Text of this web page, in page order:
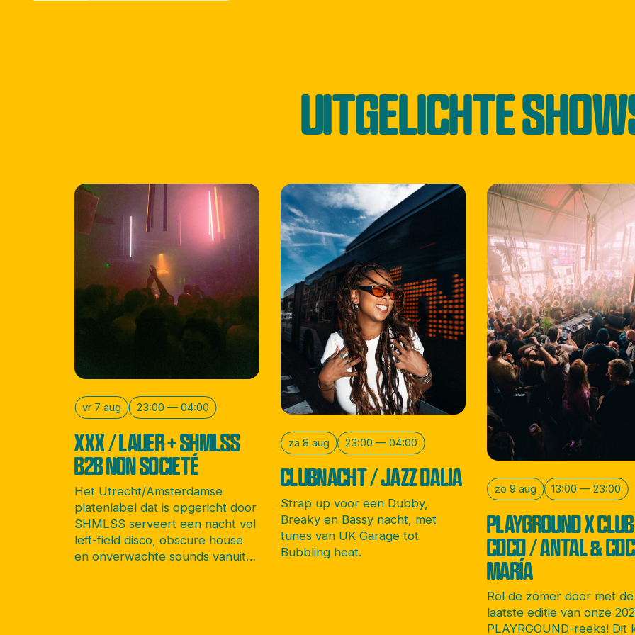
UITGELICHTE
vr 7 aug 23:00 — 04:00
XXX / LAUER + SHMLSS
B2B NON SOCIETÉ
Het Utrecht/Amsterdamse
platenlabel dat is opgericht door
SHMLSS serveert een nacht vol
left-field disco, obscure house
en onverwachte sounds vanuit
za 8 aug 23:00 — 04:00
CLUBNACHT / JAZZ DALIA
Strap up voor een Dubby,
Breaky en Bassy nacht, met
tunes van UK Garage tot
Bubbling heat.
zo 9 aug 13:00 — 23:00
PLAYGROUND X CLUB
COCO / ANTAL &
MARÍA
Rol de zomer door met de
laatste editie van onze
PLAYRGOUND-reeks! Dit